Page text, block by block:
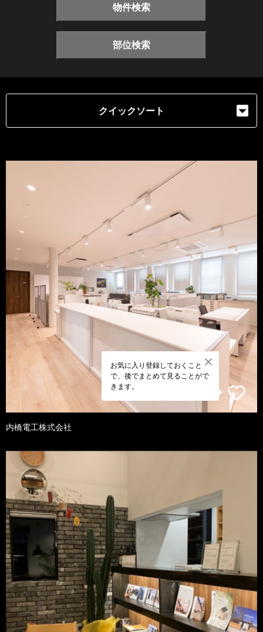
物件検索
部位検索
クイックソート
お気に入り登録しておくこと
で、後でまとめて見ることがで
きます。
内橋電工株式会社